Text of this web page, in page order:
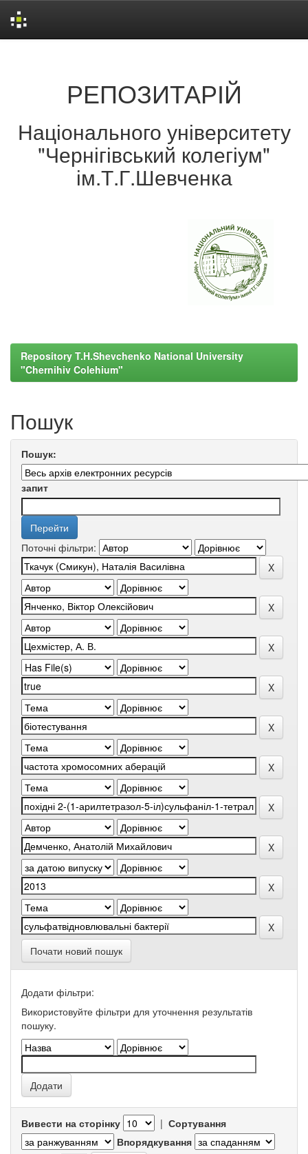
РЕПОЗИТАРІЙ
Національного університету
"Чернігівський колегіум"
ім.Т.Г.Шевченка
Repository T.H.Shevchenko National University
"Chernihiv Colehium"
Пошук
Пошук:
запит
Поточні фільтри:
Почати новий пошук
Додати фільтри:
Використовуйте фільтри для уточнення результатів
пошуку.
Вивести на сторінку | Сортування
Впорядкування